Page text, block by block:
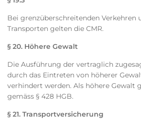
Bei grenzüberschreitenden Verkehren
Transporten gelten die CMR.
§ 20. Höhere Gewalt
Die Ausführung der vertraglich
durch das Eintreten von höherer
verhindert werden. Als höhere Gewalt
gemäss § 428 HGB.
§ 21. Transportversicherung